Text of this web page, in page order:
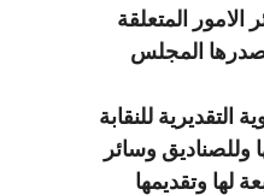
المتعلقة
المجلس
التقديرية للنقابة
وللصناديق وسائر
لها وتقديمها